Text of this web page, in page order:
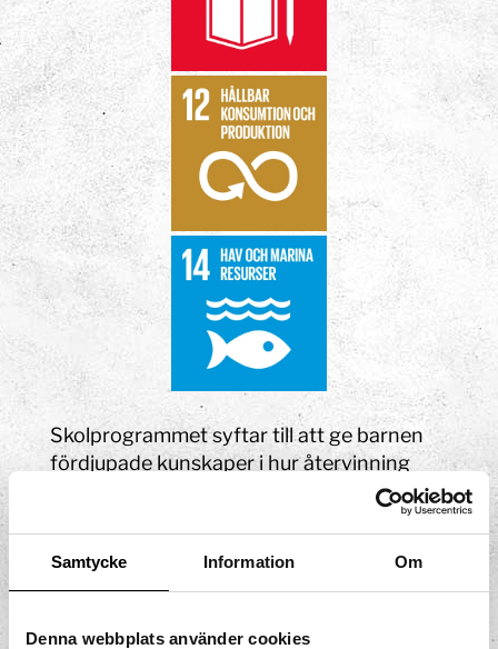
Samtycke Information Om
Denna webbplats använder cookies
Skolprogrammet syftar till att ge barnen
fördjupade kunskaper i hur återvinning
fungerar i Södertälje kommun. Barnen
sorteringsverk. Efter avslutad utbildning
av återvinning, hur viktigt det är att vi